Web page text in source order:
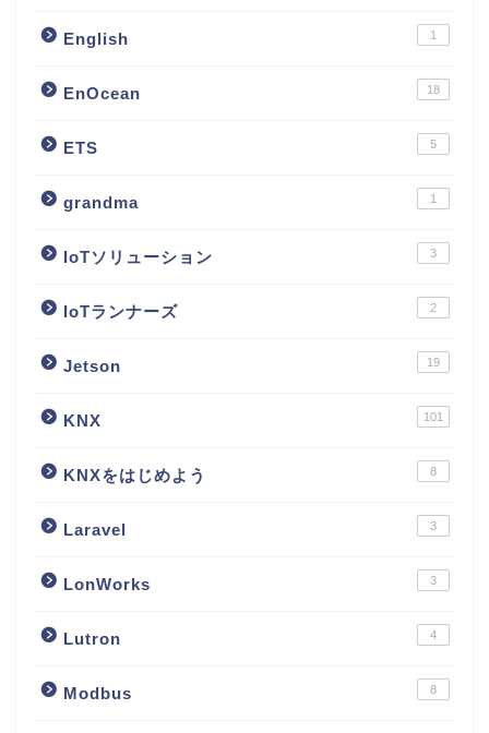
English 1
EnOcean 18
ETS 5
grandma 1
IoTソリューション 3
IoTランナーズ 2
Jetson 19
KNX 101
KNXをはじめよう 8
Laravel 3
LonWorks 3
Lutron 4
Modbus 8